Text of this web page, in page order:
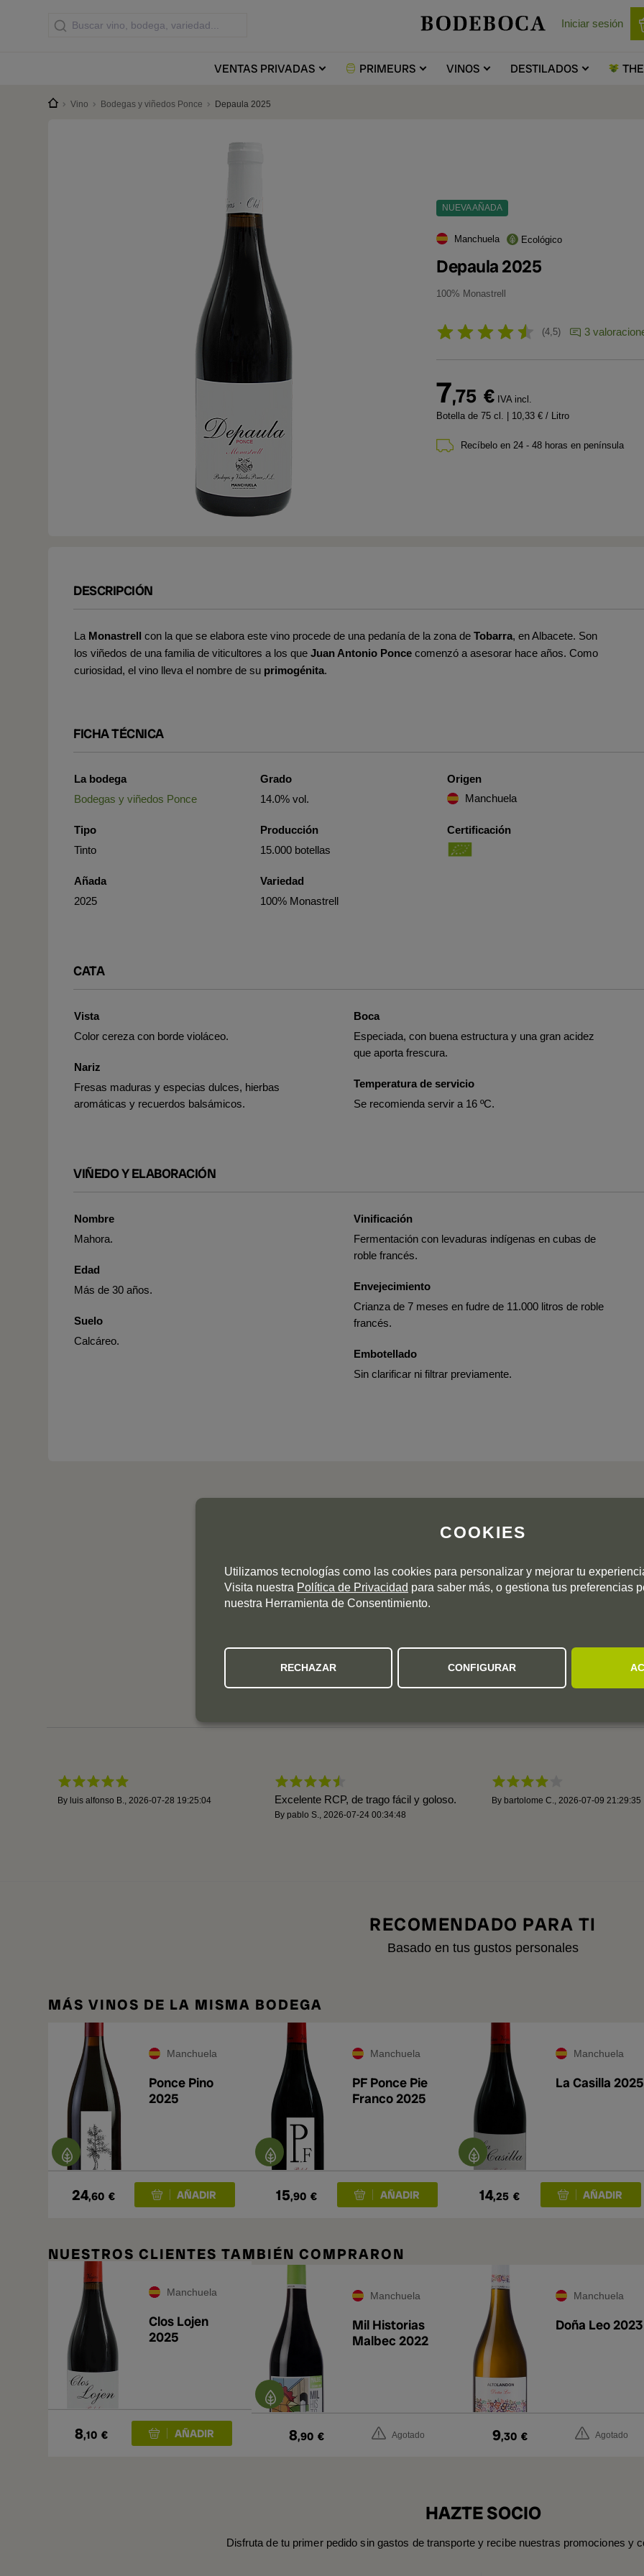
Iniciar sesión
VENTASPRIVADAS PRIMEURS VINOS DESTILADOS THE
Vino Bodegas y viñedos Ponce Depaula 2025
NUEVA AÑADA
Manchuela Ecológico
Depaula 2025
100% Monastrell
4,5 3
7,75 € IVA incl.
Botella de 75 cl. | 10,33 € / Litro
Recíbelo en 24 - 48 horas en península
DESCRIPCIÓN
La Monastrell con la que se elabora este vino procede de una pedanía de la zona de Tobarra, en Albacete. Son
los viñedos de una familia de viticultores a los que Juan Antonio Ponce comenzó a asesorar hace años. Como
curiosidad, el vino lleva el nombre de su primogénita.
FICHA TÉCNICA
La bodega
Bodegas y viñedos Ponce
Tipo
Tinto
Añada
2025
Grado
14.0% vol.
Producción
15.000 botellas
Variedad
100% Monastrell
Origen
Manchuela
Certificación
CATA
Vista
Color cereza con borde violáceo.
Nariz
Fresas maduras y especias dulces, hierbas
aromáticas y recuerdos balsámicos.
Boca
Especiada, con buena estructura y una gran acidez
que aporta frescura.
Temperatura de servicio
Se recomienda servir a 16 ºC.
VIÑEDO Y ELABORACIÓN
Nombre
Mahora.
Edad
Más de 30 años.
Suelo
Calcáreo.
Vinificación
Fermentación con levaduras indígenas en cubas de
roble francés.
Envejecimiento
Crianza de 7 meses en fudre de 11.000 litros de roble
francés.
Embotellado
Sin clarificar ni filtrar previamente.
3
2
By luis alfonso B., 2026-07-28 19:25:04 Excelente RCP, de trago fácil y goloso.
By pablo S., 2026-07-24 00:34:48
By bartolome C., 2026-07-09 21:29:35
RECOMENDADO PARA TI
Basado en tus gustos personales
MÁS VINOS DE LA MISMA BODEGA
Manchuela
Ponce Pino
2025
24,60 €
Manchuela
PF Ponce Pie
Franco 2025
15,90 €
Manchuela
La Casilla 2025
14,25 €
NUESTROS CLIENTES TAMBIÉN COMPRARON
Manchuela
Clos Lojen
2025
8,10 €
Manchuela
Mil Historias
Malbec 2022
8,90 € Agotado
Manchuela
Doña Leo 2023
9,30 € Agotado
HAZTE SOCIO
Disfruta de tu primer pedido sin gastos de transporte y recibe nuestras promociones y
COOKIES
Utilizamos tecnologías como las cookies para personalizar y mejorar tu
Visita nuestra Política de Privacidad para saber más, o gestiona tus preferencias
nuestra Herramienta de Consentimiento.
RECHAZAR CONFIGURAR